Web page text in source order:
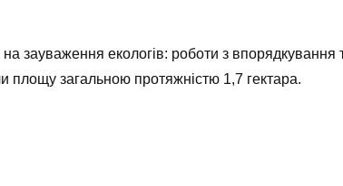
зауваження екологів: роботи з
площу загальною протяжністю 1,7 гектара.